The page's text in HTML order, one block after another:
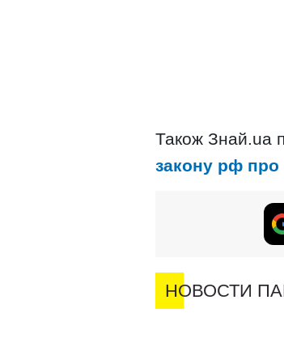
Також Знай.ua
закону рф про
НОВОСТИ